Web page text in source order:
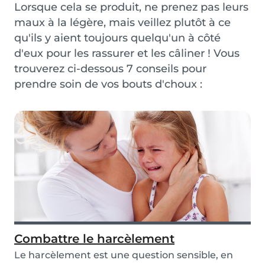
Lorsque cela se produit, ne prenez pas leurs
maux à la légère, mais veillez plutôt à ce
qu'ils y aient toujours quelqu'un à côté
d'eux pour les rassurer et les câliner ! Vous
trouverez ci-dessous 7 conseils pour
prendre soin de vos bouts d'choux :
Combattre le harcèlement
Le harcèlement est une question sensible, en